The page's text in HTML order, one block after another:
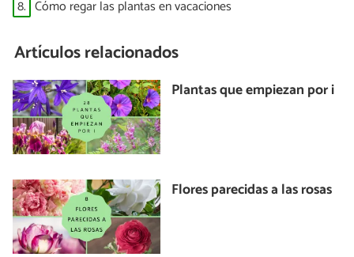
8. Cómo regar las plantas en vacaciones
Artículos relacionados
Plantas que empiezan por i
Flores parecidas a las rosas